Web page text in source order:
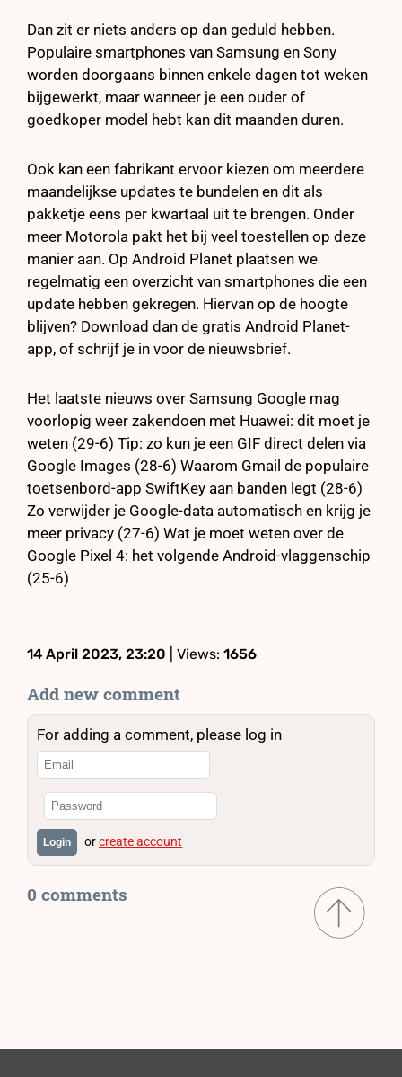
Dan zit er niets anders op dan geduld hebben.
Populaire smartphones van Samsung en Sony
worden doorgaans binnen enkele dagen tot weken
bijgewerkt, maar wanneer je een ouder of
goedkoper model hebt kan dit maanden duren.
Ook kan een fabrikant ervoor kiezen om meerdere
maandelijkse updates te bundelen en dit als
pakketje eens per kwartaal uit te brengen. Onder
meer Motorola pakt het bij veel toestellen op deze
manier aan. Op Android Planet plaatsen we
regelmatig een overzicht van smartphones die een
update hebben gekregen. Hiervan op de hoogte
blijven? Download dan de gratis Android Planet-
app, of schrijf je in voor de nieuwsbrief.
Het laatste nieuws over Samsung Google mag
voorlopig weer zakendoen met Huawei: dit moet je
weten (29-6) Tip: zo kun je een GIF direct delen via
Google Images (28-6) Waarom Gmail de populaire
toetsenbord-app SwiftKey aan banden legt (28-6)
Zo verwijder je Google-data automatisch en krijg je
meer privacy (27-6) Wat je moet weten over de
Google Pixel 4: het volgende Android-vlaggenschip
(25-6)
14 April 2023, 23:20 | Views: 1656
Add new comment
For adding a comment, please log in
Login orcreate account
0 comments